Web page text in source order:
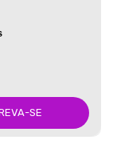
SE